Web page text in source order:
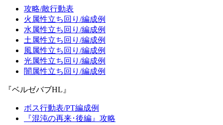
攻略/敵行動表
火属性立ち回り/編成例
水属性立ち回り/編成例
土属性立ち回り/編成例
風属性立ち回り/編成例
光属性立ち回り/編成例
闇属性立ち回り/編成例
『ベルゼバブHL』
ボス行動表/PT編成例
『混沌の再来･後編』攻略